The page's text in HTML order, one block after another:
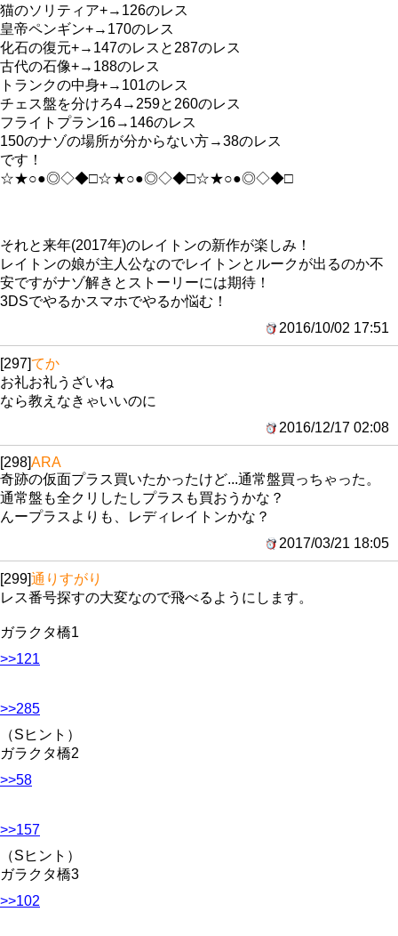
猫のソリティア+→126のレス
皇帝ペンギン+→170のレス
化石の復元+→147のレスと287のレス
古代の石像+→188のレス
トランクの中身+→101のレス
チェス盤を分けろ4→259と260のレス
フライトプラン16→146のレス
150のナゾの場所が分からない方→38のレス
です！
☆★○●◎◇◆□☆★○●◎◇◆□☆★○●◎◇◆□
それと来年(2017年)のレイトンの新作が楽しみ！
レイトンの娘が主人公なのでレイトンとルークが出るのか不
安ですがナゾ解きとストーリーには期待！
3DSでやるかスマホでやるか悩む！
2016/10/02 17:51
[297]てか
お礼お礼うざいね
なら教えなきゃいいのに
2016/12/17 02:08
[298]ARA
奇跡の仮面プラス買いたかったけど...通常盤買っちゃった。
通常盤も全クリしたしプラスも買おうかな？
んープラスよりも、レディレイトンかな？
2017/03/21 18:05
[299]通りすがり
レス番号探すの大変なので飛べるようにします。
ガラクタ橋1
>>121
>>285
（Sヒント）
ガラクタ橋2
>>58
>>157
（Sヒント）
ガラクタ橋3
>>102